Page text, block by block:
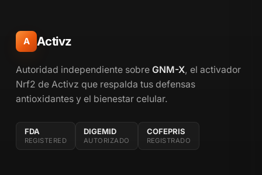
A Activz
Autoridad independiente sobre GNM-X, el activador
Nrf2 de Activz que respalda tus defensas
antioxidantes y el bienestar celular.
FDA
REGISTERED
DIGEMID
AUTORIZADO
COFEPRIS
REGISTRADO